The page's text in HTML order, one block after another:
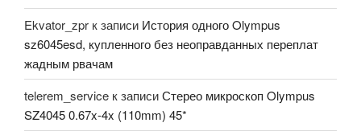
Ekvator_zpr к записи История одного Olympus
sz6045esd, купленного без неоправданных переплат
жадным рвачам
telerem_service к записиСтерео микроскоп Olympus
SZ4045 0.67x-4x (110mm) 45*